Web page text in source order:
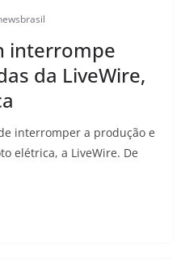
interrompe
da LiveWire,
interromper a produção e
elétrica, a LiveWire. De